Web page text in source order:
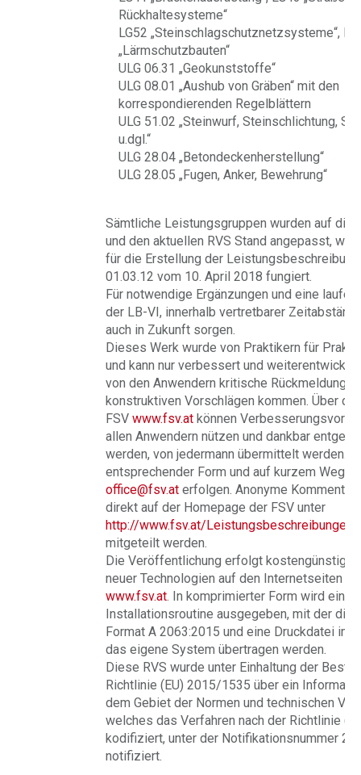
Rückhaltesysteme“
LG52 „Steinschlagschutznetzsysteme“,
„Lärmschutzbauten“
ULG 06.31 „Geokunststoffe“
ULG 08.01 „Aushub von Gräben“ mit den
korrespondierenden Regelblättern
ULG 51.02 „Steinwurf, Steinschlichtung,
u.dgl.“
ULG 28.04 „Betondeckenherstellung“
ULG 28.05 „Fugen, Anker, Bewehrung“
Sämtliche Leistungsgruppen wurden auf die
und den aktuellen RVS Stand angepasst,
für die Erstellung der
01.03.12 vom 10. April 2018 fungiert.
Für notwendige Ergänzungen und eine
der LB-VI, innerhalb vertretbarer
auch in Zukunft sorgen.
Dieses Werk wurde von Praktikern für
und kann nur verbessert und
von den Anwendern kritische
konstruktiven Vorschlägen kommen. Über
FSV www.fsv.at können
allen Anwendern nützen und dankbar
werden, von jedermann übermittelt werden.
entsprechender Form und auf kurzem Weg
office@fsv.at erfolgen. Anonyme
direkt auf der Homepage der FSV unter
http://www.fsv.at/Leistungsbeschreibungen/
mitgeteilt werden.
Die Veröffentlichung erfolgt kostengünstig
neuer Technologien auf den Internetseiten
www.fsv.at. In komprimierter Form wird eine
Installationsroutine ausgegeben, mit der die
Format A 2063:2015 und eine Druckdatei im
das eigene System übertragen werden.
Diese RVS wurde unter Einhaltung der
Richtlinie (EU) 2015/1535 über ein
dem Gebiet der Normen und technischen
welches das Verfahren nach der Richtlinie
kodifiziert, unter der Notifikationsnummer
notifiziert.